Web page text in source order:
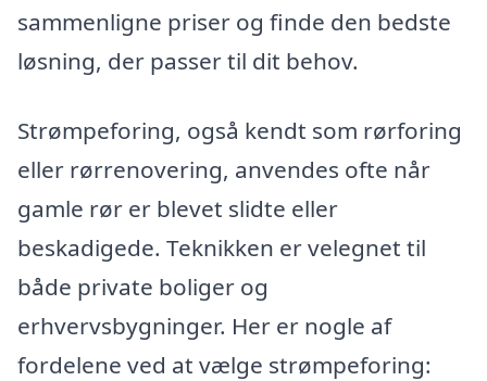
sammenligne priser og finde den bedste
løsning, der passer til dit behov.
Strømpeforing, også kendt som rørforing
eller rørrenovering, anvendes ofte når
gamle rør er blevet slidte eller
beskadigede. Teknikken er velegnet til
både private boliger og
erhvervsbygninger. Her er nogle af
fordelene ved at vælge strømpeforing: